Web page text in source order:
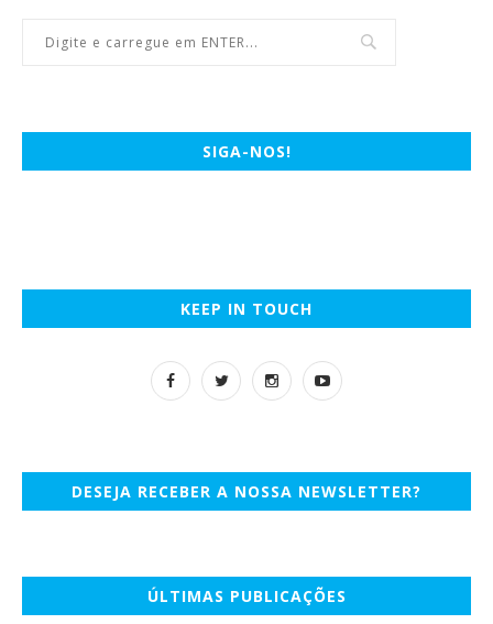
SIGA-NOS!
KEEP IN TOUCH
DESEJA RECEBER A NOSSA NEWSLETTER?
ÚLTIMAS PUBLICAÇÕES